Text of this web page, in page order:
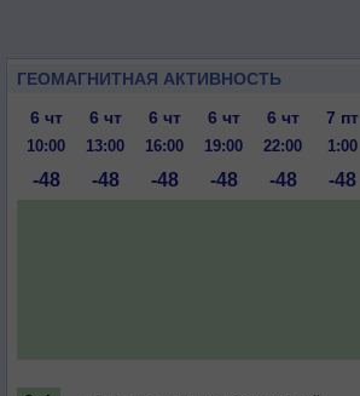
ГЕОМАГНИТНАЯ АКТИВНОСТЬ
6 чт
6 чт 6 чт 6 чт 6 чт 7 пт
10:00 13:00 16:00 19:00 22:00 1:00
-48 -48 -48 -48 -48 -48